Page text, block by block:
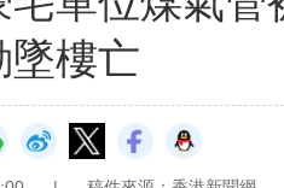
墜樓亡